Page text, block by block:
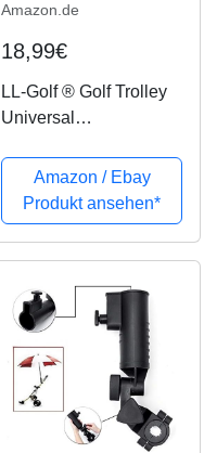
Amazon.de
18,99€
LL-Golf ® Golf Trolley
Universal
irmhalter/Sonnenschir
mhalter/Halterung/Umb
rella Holder
Amazon / Ebay
Produkt ansehen*